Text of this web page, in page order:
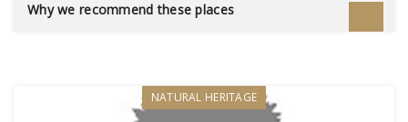
Why we recommend these places
NATURAL HERITAGE